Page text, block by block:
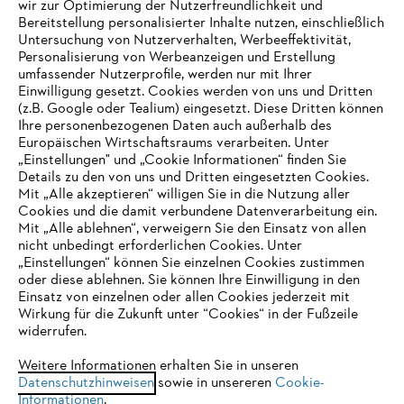
Unternehmen
Online Shop
Service
IHR BROWSER WIRD NICHT
UNTERSTÜTZT
eine optimale Nutzung unserer Seite empfehlen wir Ihnen, zu
einem der folgenden Browser zu wechseln:
wir zur Optimierung der Nutzerfreundlichkeit und
Bereitstellung personalisierter Inhalte nutzen, einschließlich
Untersuchung von Nutzerverhalten, Werbeeffektivität,
Personalisierung von Werbeanzeigen und Erstellung
umfassender Nutzerprofile, werden nur mit Ihrer
Einwilligung gesetzt. Cookies werden von uns und Dritten
(z.B. Google oder Tealium) eingesetzt. Diese Dritten können
Ihre personenbezogenen Daten auch außerhalb des
Europäischen Wirtschaftsraums verarbeiten. Unter
„Einstellungen" und „Cookie Informationen“ finden Sie
Details zu den von uns und Dritten eingesetzten Cookies.
Mit „Alle akzeptieren“ willigen Sie in die Nutzung aller
Cookies und die damit verbundene Datenverarbeitung ein.
Mit „Alle ablehnen“, verweigern Sie den Einsatz von allen
nicht unbedingt erforderlichen Cookies. Unter
„Einstellungen“ können Sie einzelnen Cookies zustimmen
oder diese ablehnen. Sie können Ihre Einwilligung in den
Einsatz von einzelnen oder allen Cookies jederzeit mit
Wirkung für die Zukunft unter “Cookies“ in der Fußzeile
widerrufen.
Weitere Informationen erhalten Sie in unseren
Datenschutzhinweisensowie in unsereren Cookie-